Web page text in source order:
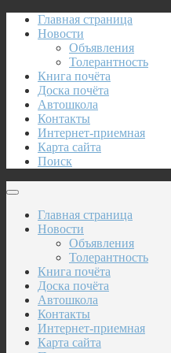
Главная страница
Новости
Объявления
Толерантность
Книга почёта
Доска почёта
Автошкола
Контакты
Интернет-приемная
Карта сайта
Поиск
Главная страница
Новости
Объявления
Толерантность
Книга почёта
Доска почёта
Автошкола
Контакты
Интернет-приемная
Карта сайта